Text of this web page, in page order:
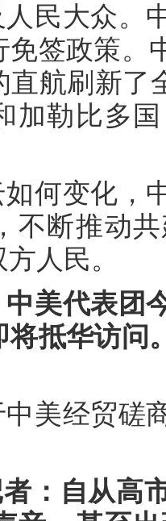
人民大众。
签政策。
直航刷新了
加勒比多
何变化，
不断推动
人民。
美代表团
将抵华访问
美经贸磋
：自从高